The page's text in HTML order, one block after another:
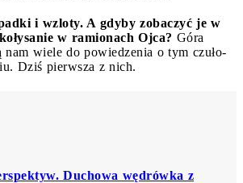
i wzloty. A gdyby zobaczyć je w
w ramionach Ojca? Góra
wiele do powiedzenia o tym czuło-
Dziś pierwsza z nich.
Duchowa wędrówka z